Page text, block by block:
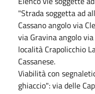
"Strada soggetta ad
Cassano angolo via
via Gravina angolo
località Crapolicchio
Cassanese.
Viabilità con
ghiaccio": via delle